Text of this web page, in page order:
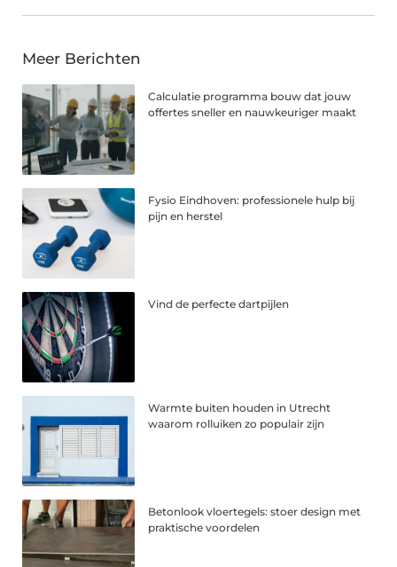
Meer Berichten
Calculatie programma bouw dat jouw
offertes sneller en nauwkeuriger maakt
Fysio Eindhoven: professionele hulp bij
pijn en herstel
Vind de perfecte dartpijlen
Warmte buiten houden in Utrecht
waarom rolluiken zo populair zijn
Betonlook vloertegels: stoer design met
praktische voordelen